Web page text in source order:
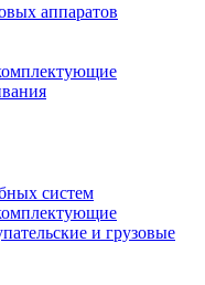
аппаратов
систем
и грузовые